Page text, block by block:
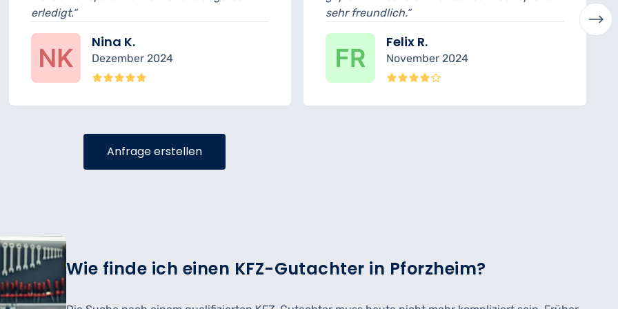
verständlich erklärt. Sehr
Anfrage erstellen
Wie finde ich einen KFZ-Gutachter in Pforzheim?